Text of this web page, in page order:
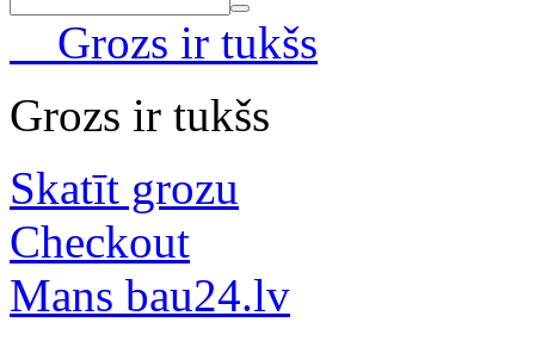
Grozs ir tukšs
Grozs ir tukšs
Skatīt grozu
Checkout
Mans bau24.lv